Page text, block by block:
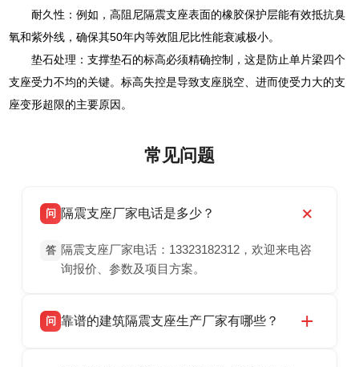
耐久性：例如，高阻尼隔震支座表面的橡胶保护层能有效抵抗臭
氧和紫外线，确保其50年内等效阻尼比性能衰减极小。
垫石处理：支撑垫石的标高必须精确控制，这是防止单片梁四个
支座受力不均的关键。标高失控是导致支座脱空、进而使受力大的支
座变形超限的主要原因。
常见问题
问 隔震支座厂家电话是多少？
答 隔震支座厂家电话：13323182312，欢迎来电咨
询报价、参数及项目方案。
问 靠谱的建筑隔震支座生产厂家有哪些？